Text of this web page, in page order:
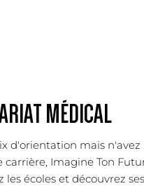
MÉDICAL
d'orientation mais
Imagine Ton
écoles et découvrez